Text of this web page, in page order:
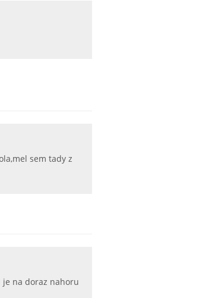
sem tady z
na doraz nahoru